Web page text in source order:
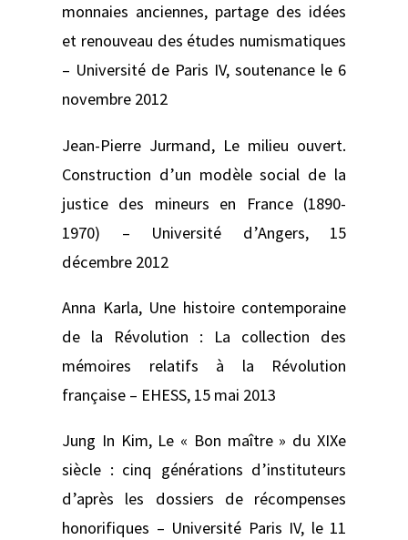
monnaies anciennes, partage des idées
et renouveau des études numismatiques
– Université de Paris IV, soutenance le 6
novembre 2012
Jean-Pierre Jurmand, Le milieu ouvert.
Construction d’un modèle social de la
justice des mineurs en France (1890-
1970) – Université d’Angers, 15
décembre 2012
Anna Karla, Une histoire contemporaine
de la Révolution : La collection des
mémoires relatifs à la Révolution
française – EHESS, 15 mai 2013
Jung In Kim, Le « Bon maître » du XIXe
siècle : cinq générations d’instituteurs
d’après les dossiers de récompenses
honorifiques – Université Paris IV, le 11